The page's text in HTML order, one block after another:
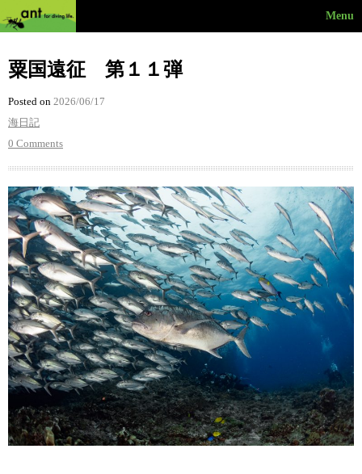
Menu
粟国遠征 第１１弾
Posted on 2026/06/17
海日記
0 Comments